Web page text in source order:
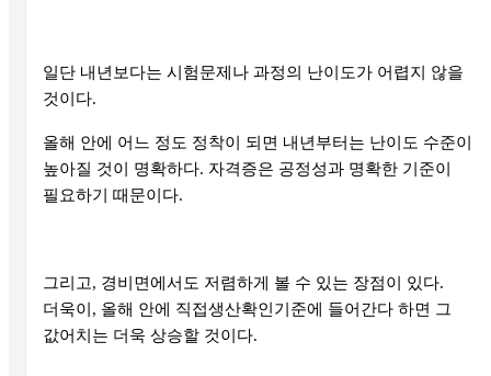
일단 내년보다는 시험문제나 과정의 난이도가 어렵지 않을
것이다.
올해 안에 어느 정도 정착이 되면 내년부터는 난이도 수준이
높아질 것이 명확하다. 자격증은 공정성과 명확한 기준이
필요하기 때문이다.
그리고, 경비면에서도 저렴하게 볼 수 있는 장점이 있다.
더욱이 , 올해 안에 직접생산확인기준에 들어간다 하면 그
값어치는 더욱 상승할 것이다.